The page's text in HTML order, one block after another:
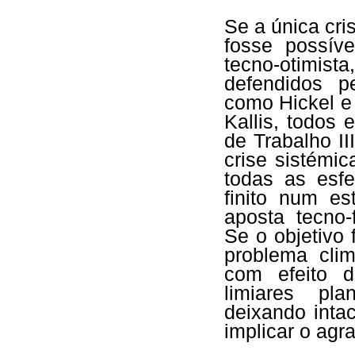
Se a única
fosse
tecno-
defendidos
como Hickel
Kallis, todos
de Trabalho
crise
todas as
finito num
aposta
Se o objetivo
problema
com efeito
limiares
deixando
implicar o